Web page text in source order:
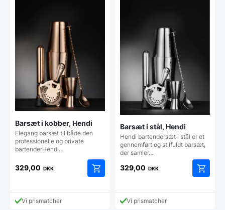
Barsæt i kobber, Hendi
Elegang barsæt til både den
professionelle og private
bartenderHendi…
329,00 DKK
Vi prismatcher
Barsæt i stål, Hendi
Hendi bartendersæt i stål er et
gennemført og stilfuldt barsæt,
der samler…
329,00 DKK
Vi prismatcher